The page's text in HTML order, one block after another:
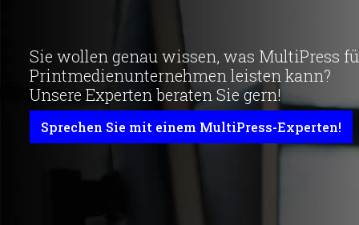
Sie wollen genau wissen, was MultiPress
Printmedienunternehmen leisten kann?
Unsere Experten beraten Sie gern!
Sprechen Sie mit einem MultiPress-Experten!